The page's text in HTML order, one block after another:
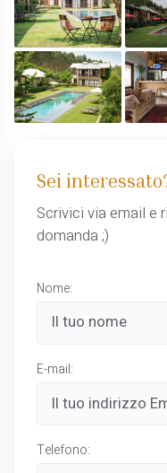
Sei
Scrivici via email e
domanda ;)
Nome:
E-mail:
Telefono: